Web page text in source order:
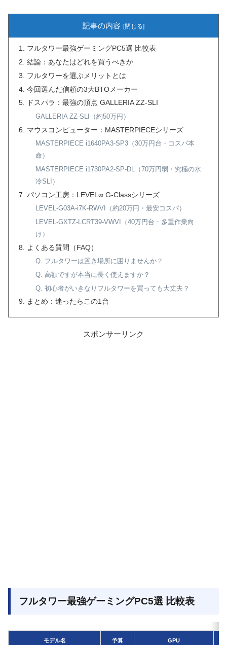
記事の内容
フルタワー最強ゲーミングPC5選 比較表
結論：あなたはどれを買うべきか
フルタワーを選ぶメリットとは
今回選んだ信頼の3大BTOメーカー
ドスパラ：最強の頂点 GALLERIA ZZ-SLI
GALLERIA ZZ-SLI（約50万円）
マウスコンピューター：MASTERPIECEシリーズ
MASTERPIECE i1640PA3-SP3（30万円台・コスパ本
命）
MASTERPIECE i1730PA2-SP-DL（70万円弱・究極の水
冷SLI）
パソコン工房：LEVEL∞ G-Classシリーズ
LEVEL-G03A-i7K-RWVI（約20万円・最安コスパ）
LEVEL-GXTZ-LCRT39-VWVI（40万円台・多重作業向
け）
よくある質問（FAQ）
Q. フルタワーは置き場所に困りませんか？
Q. 高額ですが本当に長く使えますか？
Q. 初心者がいきなりフルタワーを買っても大丈夫？
まとめ：迷ったらこの1台
スポンサーリンク
フルタワー最強ゲーミングPC5選 比較表
モデル名 予算 GPU